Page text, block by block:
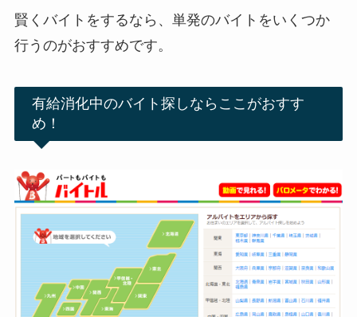
賢くバイトをするなら、単発のバイトをいくつか
行うのがおすすめです。
有給消化中のバイト探しならここがおすす
め！